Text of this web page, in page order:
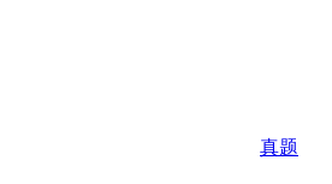
真题